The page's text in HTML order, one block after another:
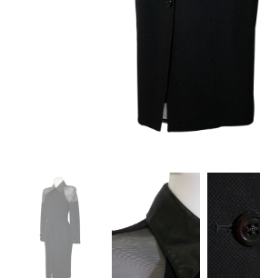
Community
Forums
Meetups